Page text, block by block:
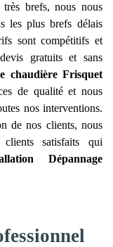
brefs, nous nous
les plus brefs délais
sont compétitifs et
gratuits et sans
chaudière Frisquet
de qualité et nous
nos interventions.
de nos clients, nous
satisfaits qui
Dépannage